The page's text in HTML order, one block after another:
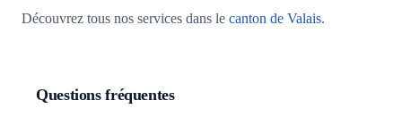
Découvrez tous nos services dans le canton de Valais.
Questions fréquentes